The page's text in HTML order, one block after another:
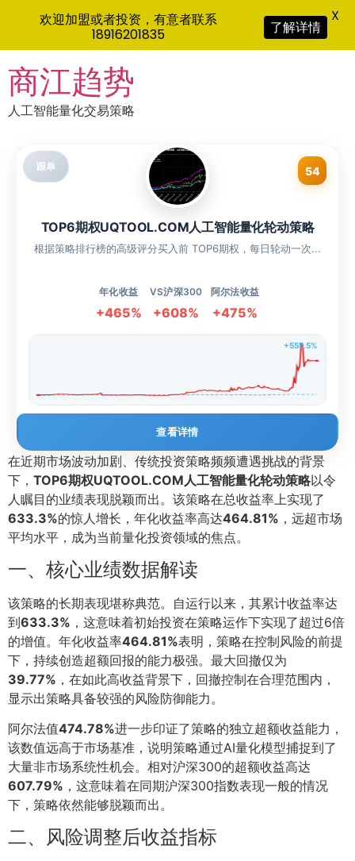
to
content
商江趋势
人工智能量化交易策略
跟单 54
TOP6期权UQTOOL.COM人工智能量化轮动策略
根据策略排行榜的高级评分买入前 TOP6期权，每日轮动一次...
年化收益
+465%
VS沪深300
+608%
阿尔法收益
+475%
+555.5%
查看详情
在近期市场波动加剧、传统投资策略频频遭遇挑战的背景
下， TOP6期权UQTOOL.COM人工智能量化轮动策略以令
人瞩目的业绩表现脱颖而出。该策略在总收益率上实现了
633.3%的惊人增长，年化收益率高达464.81% ，远超市场
平均水平，成为当前量化投资领域的焦点。
一、核心业绩数据解读
该策略的长期表现堪称典范。自运行以来，其累计收益率达
到633.3% ，这意味着初始投资在策略运作下实现了超过6倍
的增值。年化收益率464.81%表明，策略在控制风险的前提
下，持续创造超额回报的能力极强。最大回撤仅为
39.77% ，在如此高收益背景下，回撤控制在合理范围内，
显示出策略具备较强的风险防御能力。
阿尔法值474.78%进一步印证了策略的独立超额收益能力，
该数值远高于市场基准，说明策略通过AI量化模型捕捉到了
大量非市场系统性机会。相对沪深300的超额收益高达
607.79% ，这意味着在同期沪深300指数表现一般的情况
下，策略依然能够脱颖而出。
二、风险调整后收益指标
欢迎加盟或者投资，有意者联系
18916201835
了解详情
X